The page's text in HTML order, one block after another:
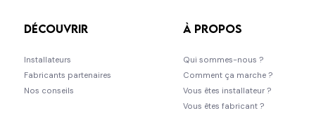
Découvrir
Installateurs
Fabricants partenaires
Nos conseils
À propos
Qui sommes-nous ?
Comment ça marche ?
Vous êtes installateur ?
Vous êtes fabricant ?